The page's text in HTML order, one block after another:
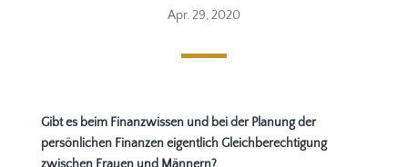
Apr. 29, 2020
Gibt es beim Finanzwissen und bei der Planung der
persönlichen Finanzen eigentlich Gleichberechtigung